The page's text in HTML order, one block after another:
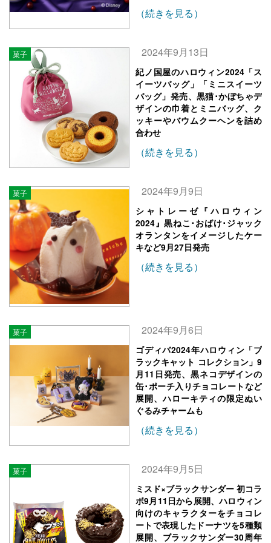
（続きを見る）
菓子 2024年9月13日
紀ノ国屋のハロウィン2024「ス
イーツバッグ」「ミニスイーツ
バッグ」発売、黒猫･かぼちゃデ
ザインの巾着とミニバッグ、ク
ッキーやバウムクーヘンを詰め
合わせ
（続きを見る）
菓子 2024年9月9日
シャトレーゼ『ハロウィン
2024』黒ねこ･おばけ･ジャック
オランタンをイメージしたケー
キなど9月27日発売
（続きを見る）
菓子 2024年9月6日
ゴディバ2024年ハロウィン「ブ
ラックキャット コレクション」9
月11日発売、黒ネコデザインの
缶･ポーチ入りチョコレートなど
展開、ハローキティの限定ぬい
ぐるみチャームも
（続きを見る）
菓子 2024年9月5日
ミスド×ブラックサンダー 初コラ
ボ9月11日から展開、ハロウィン
向けのキャラクターをチョコレ
ートで表現したドーナツを5種類
展開、ブラックサンダー30周年